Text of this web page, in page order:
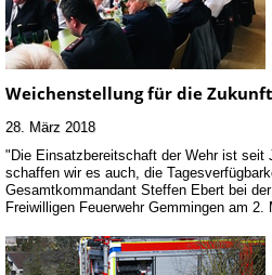
Weichenstellung für die Zukunft
28. März 2018
"Die Einsatzbereitschaft der Wehr ist seit
schaffen wir es auch, die
Gesamtkommandant Steffen Ebert bei
Freiwilligen Feuerwehr Gemmingen am 2.